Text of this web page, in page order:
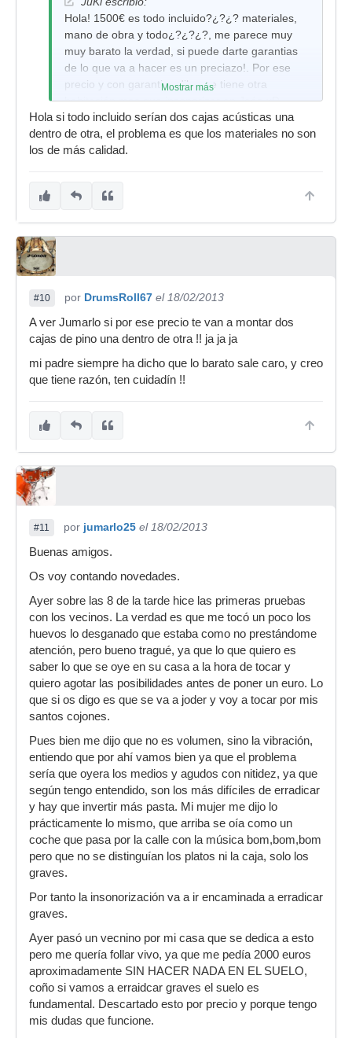
Hola! 1500€ es todo incluido?¿?¿? materiales,
mano de obra y todo¿?¿?¿?, me parece muy
muy barato la verdad, si puede darte garantias
de lo que va a hacer es un preciazo!. Por ese
precio y con garantias dile que tiene otra
habitación mas que insonorizar en Jaén xD
Mostrar más
Hola si todo incluido serían dos cajas acústicas una
dentro de otra, el problema es que los materiales no son
los de más calidad.
#10 por DrumsRoll67 el 18/02/2013
A ver Jumarlo si por ese precio te van a montar dos
cajas de pino una dentro de otra !! ja ja ja
mi padre siempre ha dicho que lo barato sale caro, y creo
que tiene razón, ten cuidadín !!
#11 por jumarlo25 el 18/02/2013
Buenas amigos.
Os voy contando novedades.
Ayer sobre las 8 de la tarde hice las primeras pruebas
con los vecinos. La verdad es que me tocó un poco los
huevos lo desganado que estaba como no prestándome
atención, pero bueno tragué, ya que lo que quiero es
saber lo que se oye en su casa a la hora de tocar y
quiero agotar las posibilidades antes de poner un euro. Lo
que si os digo es que se va a joder y voy a tocar por mis
santos cojones.
Pues bien me dijo que no es volumen, sino la vibración,
entiendo que por ahí vamos bien ya que el problema
sería que oyera los medios y agudos con nitidez, ya que
según tengo entendido, son los más difíciles de erradicar
y hay que invertir más pasta. Mi mujer me dijo lo
prácticamente lo mismo, que arriba se oía como un
coche que pasa por la calle con la música bom,bom,bom
pero que no se distinguían los platos ni la caja, solo los
graves.
Por tanto la insonorización va a ir encaminada a erradicar
graves.
Ayer pasó un vecnino por mi casa que se dedica a esto
pero me quería follar vivo, ya que me pedía 2000 euros
aproximadamente SIN HACER NADA EN EL SUELO,
coño si vamos a erraidcar graves el suelo es
fundamental. Descartado esto por precio y porque tengo
mis dudas que funcione.